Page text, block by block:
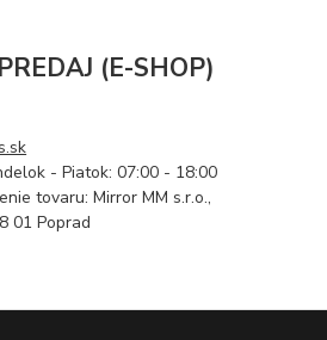
(E-SHOP)
- Piatok: 07:00 - 18:00
tovaru: Mirror MM s.r.o.,
01 Poprad